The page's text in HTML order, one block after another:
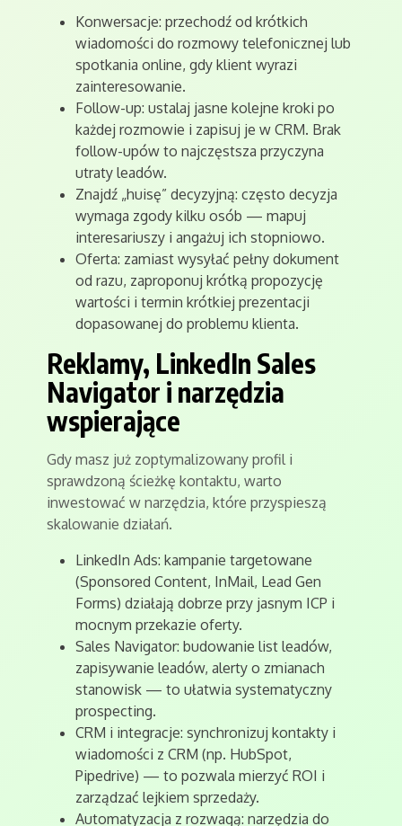
Konwersacje: przechodź od krótkich
wiadomości do rozmowy telefonicznej lub
spotkania online, gdy klient wyrazi
zainteresowanie.
Follow-up: ustalaj jasne kolejne kroki po
każdej rozmowie i zapisuj je w CRM. Brak
follow-upów to najczęstsza przyczyna
utraty leadów.
Znajdź „huisę” decyzyjną: często decyzja
wymaga zgody kilku osób — mapuj
interesariuszy i angażuj ich stopniowo.
Oferta: zamiast wysyłać pełny dokument
od razu, zaproponuj krótką propozycję
wartości i termin krótkiej prezentacji
dopasowanej do problemu klienta.
Reklamy, LinkedIn Sales
Navigator i narzędzia
wspierające
Gdy masz już zoptymalizowany profil i
sprawdzoną ścieżkę kontaktu, warto
inwestować w narzędzia, które przyspieszą
skalowanie działań.
LinkedIn Ads: kampanie targetowane
(Sponsored Content, InMail, Lead Gen
Forms) działają dobrze przy jasnym ICP i
mocnym przekazie oferty.
Sales Navigator: budowanie list leadów,
zapisywanie leadów, alerty o zmianach
stanowisk — to ułatwia systematyczny
prospecting.
CRM i integracje: synchronizuj kontakty i
wiadomości z CRM (np. HubSpot,
Pipedrive) — to pozwala mierzyć ROI i
zarządzać lejkiem sprzedaży.
Automatyzacja z rozwagą: narzędzia do